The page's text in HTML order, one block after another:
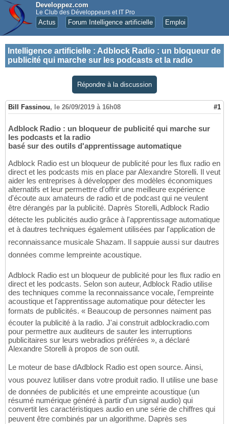
Developpez.com
Le Club des Développeurs et IT Pro
Actus Forum Intelligence artificielle Emploi
Intelligence artificielle : Adblock Radio : un bloqueur de
publicité qui marche sur les podcasts et la radio
Répondre à la discussion
Bill Fassinou, le 26/09/2019 à 16h08 #1
Adblock Radio : un bloqueur de publicité qui marche sur
les podcasts et la radio
basé sur des outils d'apprentissage automatique
Adblock Radio est un bloqueur de publicité pour les flux radio en
direct et les podcasts mis en place par Alexandre Storelli. Il veut
aider les entreprises à développer des modèles économiques
alternatifs et leur permettre d'offrir une meilleure expérience
d'écoute aux amateurs de radio et de podcast qui ne veulent
être dérangés par la publicité. Daprès Storelli, Adblock Radio
détecte les publicités audio grâce à l'apprentissage automatique
et à dautres techniques également utilisées par l'application de
reconnaissance musicale Shazam. Il sappuie aussi sur dautres
données comme lempreinte acoustique.
Adblock Radio est un bloqueur de publicité pour les flux radio en
direct et les podcasts. Selon son auteur, Adblock Radio utilise
des techniques comme la reconnaissance vocale, l'empreinte
acoustique et l'apprentissage automatique pour détecter les
formats de publicités. « Beaucoup de personnes naiment pas
écouter la publicité à la radio. J'ai construit adblockradio.com
pour permettre aux auditeurs de sauter les interruptions
publicitaires sur leurs webradios préférées », a déclaré
Alexandre Storelli à propos de son outil.
Le moteur de base dAdblock Radio est open source. Ainsi,
vous pouvez lutiliser dans votre produit radio. Il utilise une base
de données de publicités et une empreinte acoustique (un
résumé numérique généré à partir d'un signal audio) qui
convertit les caractéristiques audio en une série de chiffres qui
peuvent être combinés par un algorithme. Daprès ses